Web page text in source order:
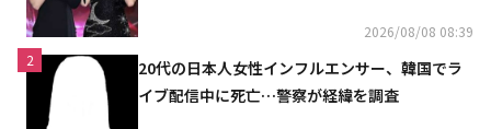
2026/08/08 08:39
2
20代の日本人女性インフルエンサー、韓国でラ
イブ配信中に死亡…警察が経緯を調査